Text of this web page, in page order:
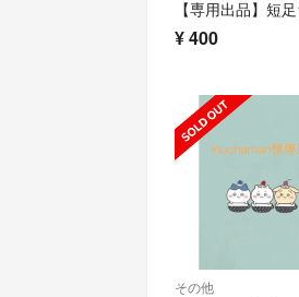
¥400
その他